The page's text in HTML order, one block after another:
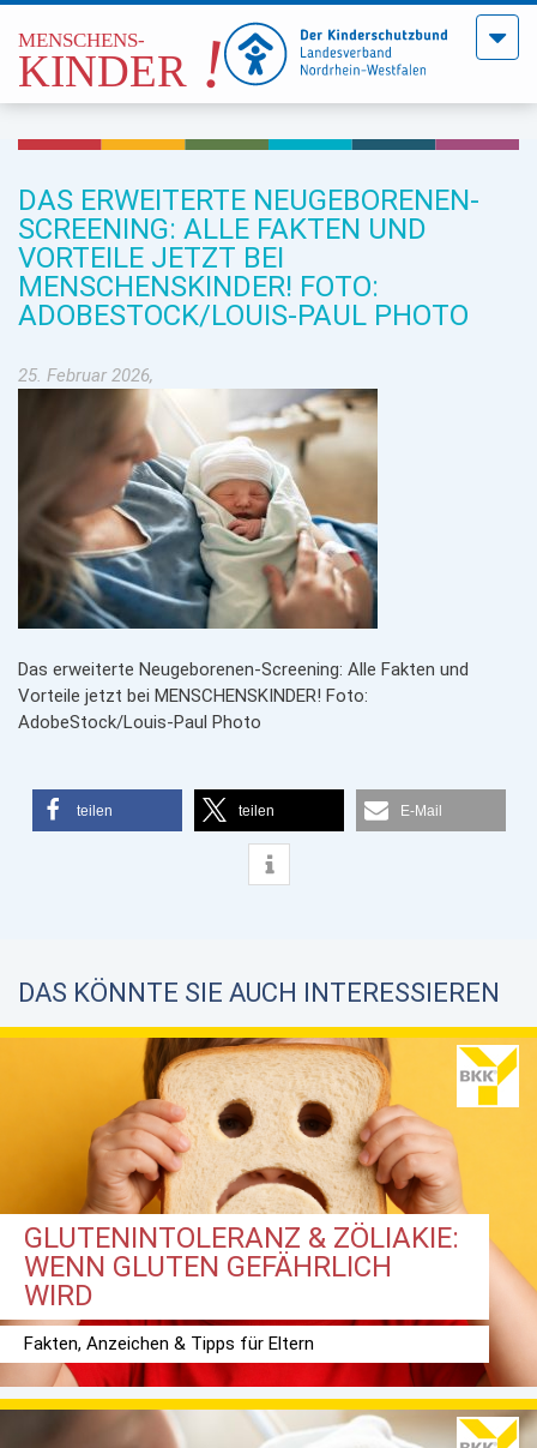
Menü
DAS ERWEITERTE NEUGEBORENEN-
SCREENING: ALLE FAKTEN UND
VORTEILE JETZT BEI
MENSCHENSKINDER! FOTO:
ADOBESTOCK/LOUIS-PAUL PHOTO
25. Februar 2026,
Das erweiterte Neugeborenen-Screening: Alle Fakten und
Vorteile jetzt bei MENSCHENSKINDER! Foto:
AdobeStock/Louis-Paul Photo
teilen teilen E-Mail
DAS KÖNNTE SIE AUCH INTERESSIEREN
GLUTENINTOLERANZ & ZÖLIAKIE:
WENN GLUTEN GEFÄHRLICH
WIRD
Fakten, Anzeichen & Tipps für Eltern